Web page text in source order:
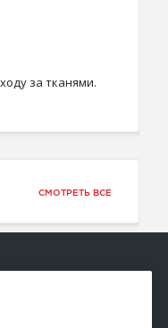
за тканями.
СМОТРЕТЬ ВСЕ